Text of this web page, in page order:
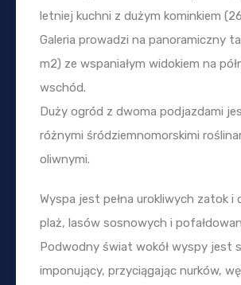
letniej kuchni z dużym kominkiem
Galeria prowadzi na panoramiczny
m2) ze wspaniałym widokiem na
wschód.
Duży ogród z dwoma podjazdami
różnymi śródziemnomorskimi
oliwnymi.
Wyspa jest pełna urokliwych zatok i
plaż, lasów sosnowych i
Podwodny świat wokół wyspy jest
imponujący, przyciągając nurków,